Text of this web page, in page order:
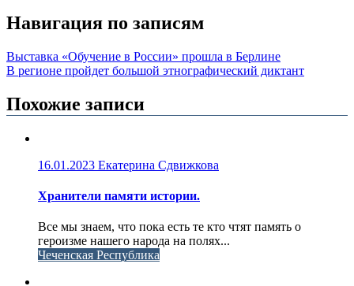
Навигация по записям
Выставка «Обучение в России» прошла в Берлине
В регионе пройдет большой этнографический диктант
Похожие записи
16.01.2023 Екатерина Сдвижкова
Хранители памяти истории.
Все мы знаем, что пока есть те кто чтят память о
героизме нашего народа на полях...
Чеченская Республика